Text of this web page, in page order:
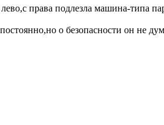
права подлезла машина-типа
о безопасности он не